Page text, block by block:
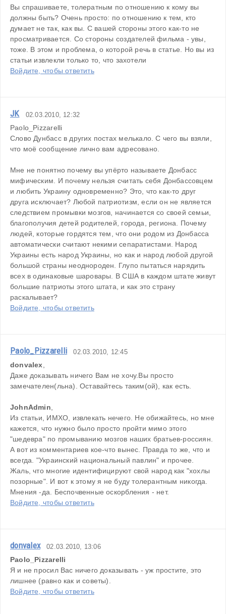
Вы спрашиваете, толератным по отношению к кому вы
должны быть? Очень просто: по отношению к тем, кто
думает не так, как вы. С вашей стороны этого как-то не
просматривается. Со стороны создателей фильма - увы,
тоже. В этом и проблема, о которой речь в статье. Но вы из
статьи извлекли только то, что захотели
Войдите, чтобы ответить
JK 02.03.2010, 12:32
Paolo_Pizzarelli
Слово Дунбасс в других постах мелькало. С чего вы взяли,
что моё сообщение лично вам адресовано.
Мне не понятно почему вы упёрто называете Донбасс
мифическим. И почему нельзя считать себя Донбассовцем
и любить Украину одновременно? Это, что как-то друг
друга исключает? Любой патриотизм, если он не является
следствием промывки мозгов, начинается со своей семьи,
благополучия детей родителей, города, региона. Почему
людей, которые гордятся тем, что они родом из Донбасса
автоматически считают некими сепаратистами. Народ
Украины есть народ Украины, но как и народ любой другой
большой страны неоднороден. Глупо пытаться нарядить
всех в одинаковые шаровары. В США в каждом штате живут
большие патриоты этого штата, и как это страну
раскалывает?
Войдите, чтобы ответить
Paolo_Pizzarelli 02.03.2010, 12:45
donvalex,
Даже доказывать ничего Вам не хочу.Вы просто
замечателен(льна). Оставайтесь таким(ой), как есть.
JohnAdmin,
Из статьи, ИМХО, извлекать нечего. Не обижайтесь, но мне
кажется, что нужно было просто пройти мимо этого
"шедевра" по промыванию мозгов наших братьев-россиян.
А вот из комментариев кое-что вынес. Правда то же, что и
всегда. "Украинский национальный павлин" и прочее.
Жаль, что многие идентифицируют свой народ как "хохлы
позорные". И вот к этому я не буду толерантным никогда.
Мнения -да. Беспочвенные оскорбления - нет.
Войдите, чтобы ответить
donvalex 02.03.2010, 13:06
Paolo_Pizzarelli
Я и не просил Вас ничего доказывать - уж простите, это
лишнее (равно как и советы).
Войдите, чтобы ответить